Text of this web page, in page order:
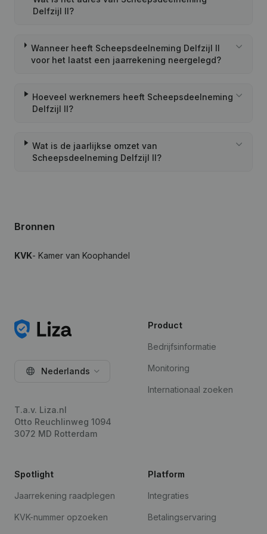
Delfzijl II?
Wanneer heeft Scheepsdeelneming Delfzijl II
voor het laatst een jaarrekening neergelegd?
Hoeveel werknemers heeft Scheepsdeelneming
Delfzijl II?
Wat is de jaarlijkse omzet van
Scheepsdeelneming Delfzijl II?
Bronnen
KVK- Kamer van Koophandel
Nederlands
T.a.v. Liza.nl
Otto Reuchlinweg 1094
3072 MD Rotterdam
Product
Bedrijfsinformatie
Monitoring
Internationaal zoeken
Spotlight
Jaarrekening raadplegen
KVK-nummer opzoeken
Platform
Integraties
Betalingservaring